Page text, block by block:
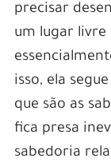
precisar
um lugar livre
isso, ela
que são as
fica presa
sabedoria